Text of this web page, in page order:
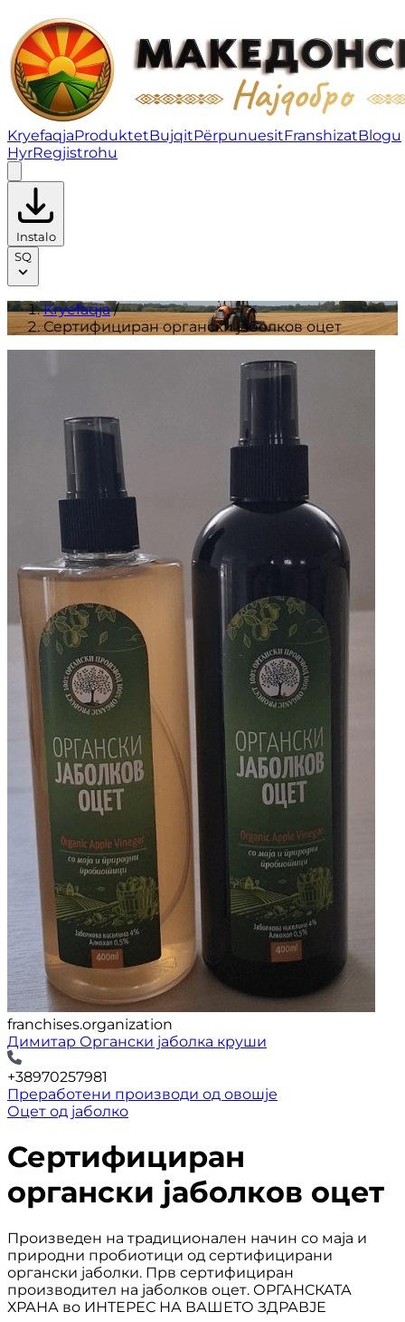
Сертифициран органски јаболков оцет | Produktet
KryefaqjaProduktetBujqitPërpunuesitFranshizatBlogu
HyrRegjistrohu
Instalo
SQ
Kryefaqja/
Сертифициран органски јаболков оцет
franchises.organization
Димитар Органски јаболка круши
+38970257981
Преработени производи од овошје
Оцет од јаболко
Сертифициран
органски јаболков оцет
Произведен на традиционален начин со маја и
природни пробиотици од сертифицирани
органски јаболки. Прв сертифициран
производител на јаболков оцет. ОРГАНСКАТА
ХРАНА во ИНТЕРЕС НА ВАШЕТО ЗДРАВЈЕ